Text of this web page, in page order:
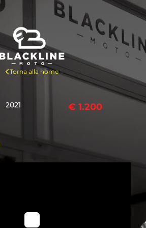
Torna alla home
2021 € 1.200